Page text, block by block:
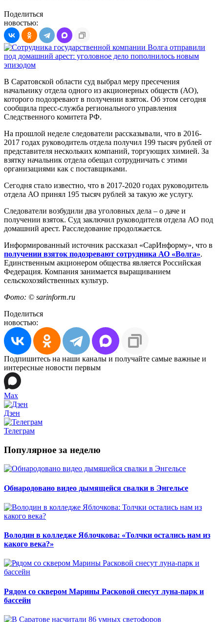
Поделиться
новостью:
В Саратовской области суд выбрал меру пресечения
начальнику отдела одного из акционерных обществ (АО),
которого подозревают в получении взяток. Об этом сегодня
сообщила пресс-служба регионального управления
Следственного комитета РФ.
На прошлой неделе следователи рассказывали, что в 2016-
2017 годах руководитель отдела получил 199 тысяч рублей от
представителя нескольких компаний, торгующих химией. За
взятку начальник отдела обещал сотрудничать с этими
организациями как с поставщиками.
Сегодня стало известно, что в 2017-2020 годах руководитель
отдела АО принял 195 тысяч рублей за такую же услугу.
Следователи возбудили два уголовных дела – о даче и
получении взяток. Суд заключил руководителя отдела АО под
домашний арест. Расследование продолжается.
Информированный источник рассказал «СарИнформу», что в
получении взяток подозревают сотрудника АО «Волга».
Единственным акционером общества является Российская
Федерация. Компания занимается выращиванием
сельскохозяйственных культур.
Фото: © sarinform.ru
Поделиться
новостью:
Подпишитесь на наши каналы и получайте самые важные и
интересные новости первым
Max
Дзен
Телеграм
Популярное за неделю
Обнародовано видео дымящейся свалки в Энгельсе
Володин в колледже Яблочкова: «Толчки остались нам из
какого века?»
Рядом со сквером Марины Расковой снесут луна-парк и
бассейн